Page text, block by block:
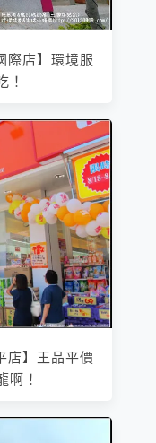
際店】環境服
！
店】王品平價
啊！